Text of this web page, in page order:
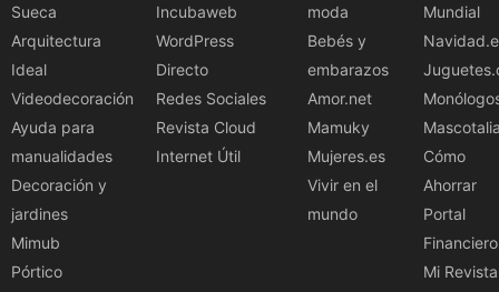
Sueca
Arquitectura
Ideal
Videodecoración
Ayuda para
manualidades
Decoración y
jardines
Mimub
Pórtico
Incubaweb
WordPress
Directo
Redes Sociales
Revista Cloud
Internet Útil
moda
Bebés y
embarazos
Amor.net
Mamuky
Mujeres.es
Vivir en el
mundo
Mundial
Cómo
Ahorrar
Portal
Financiero
Mi Revista